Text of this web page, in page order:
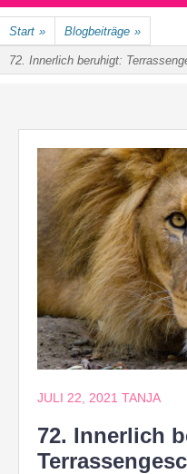
Zum
Inhalt
springen
Start » Blogbeiträge »
72. Innerlich beruhigt:
JULI 22, 2021 TANJA
72. Innerlich